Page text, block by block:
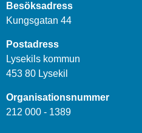
Besöksadress
Kungsgatan 44
Postadress
Lysekils kommun
453 80 Lysekil
Organisationsnummer
212 000 - 1389